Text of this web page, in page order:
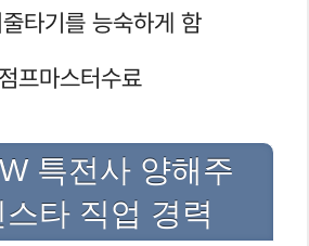
타기를 능숙하게 함
프마스터수료
특전사 양해주
타 직업 경력